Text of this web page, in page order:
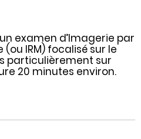
examen d’Imagerie par
IRM) focalisé sur le
particulièrement sur
20 minutes environ.